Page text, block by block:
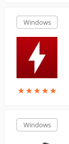
Windows
★★★★★
★★★★★
Windows